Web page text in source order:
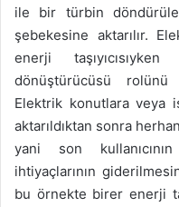
ile bir türbin
şebekesine aktarılır.
enerji
dönüştürücüsü
Elektrik konutlara veya
aktarıldıktan sonra
yani son
ihtiyaçlarının
bu örnekte birer enerji